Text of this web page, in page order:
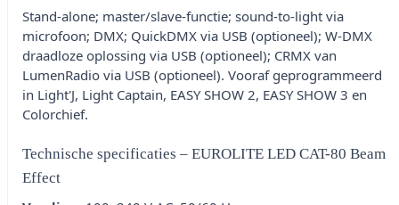
Stand-alone; master/slave-functie; sound-to-light via
microfoon; DMX; QuickDMX via USB (optioneel); W-DMX
draadloze oplossing via USB (optioneel); CRMX van
LumenRadio via USB (optioneel). Vooraf geprogrammeerd
in Light'J, Light Captain, EASY SHOW 2, EASY SHOW 3 en
Colorchief.
Technische specificaties – EUROLITE LED CAT-80 Beam
Effect